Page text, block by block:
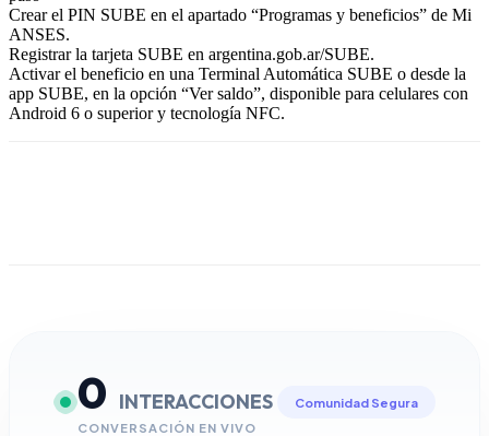
Crear el PIN SUBE en el apartado “Programas y beneficios” de Mi
ANSES.
Registrar la tarjeta SUBE en argentina.gob.ar/SUBE.
Activar el beneficio en una Terminal Automática SUBE o desde la
app SUBE, en la opción “Ver saldo”, disponible para celulares con
Android 6 o superior y tecnología NFC.
0 INTERACCIONES
CONVERSACIÓN EN VIVO
Comunidad Segura